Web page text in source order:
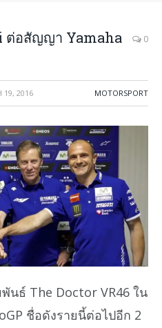
ต่อสัญญา Yamaha
0
19, 2016 MOTORSPORT
นธ์ The Doctor VR46 ใน
ชื่อดังรายนี้ต่อไปอีก 2